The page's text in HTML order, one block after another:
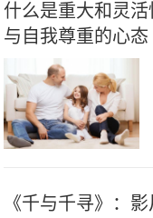
什么是重大和灵
与自我尊重的心态
《千与千寻》：